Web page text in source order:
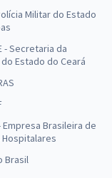
Militar do Estado
- Secretaria da
Estado do Ceará
Empresa Brasileira de
Brasil